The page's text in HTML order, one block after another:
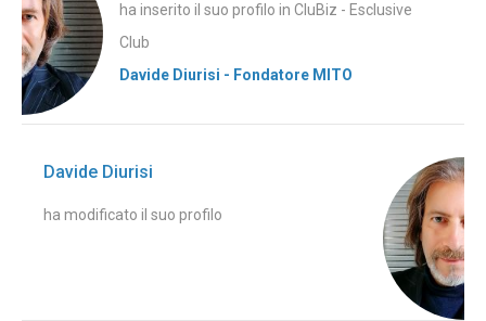
ha inserito il suo profilo in CluBiz - Esclusive
Club
Davide Diurisi - Fondatore MITO
Davide Diurisi
ha modificato il suo profilo